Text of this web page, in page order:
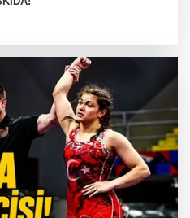
ELE GEÇİRİLDİ
zekamı ?
Döndü